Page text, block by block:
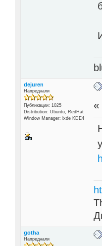
dejuren
Напреднали
Публикации: 1025
Distribution: Ubuntu, RedHat
Window Manager: lxde KDE4
«
gotha
Напреднали